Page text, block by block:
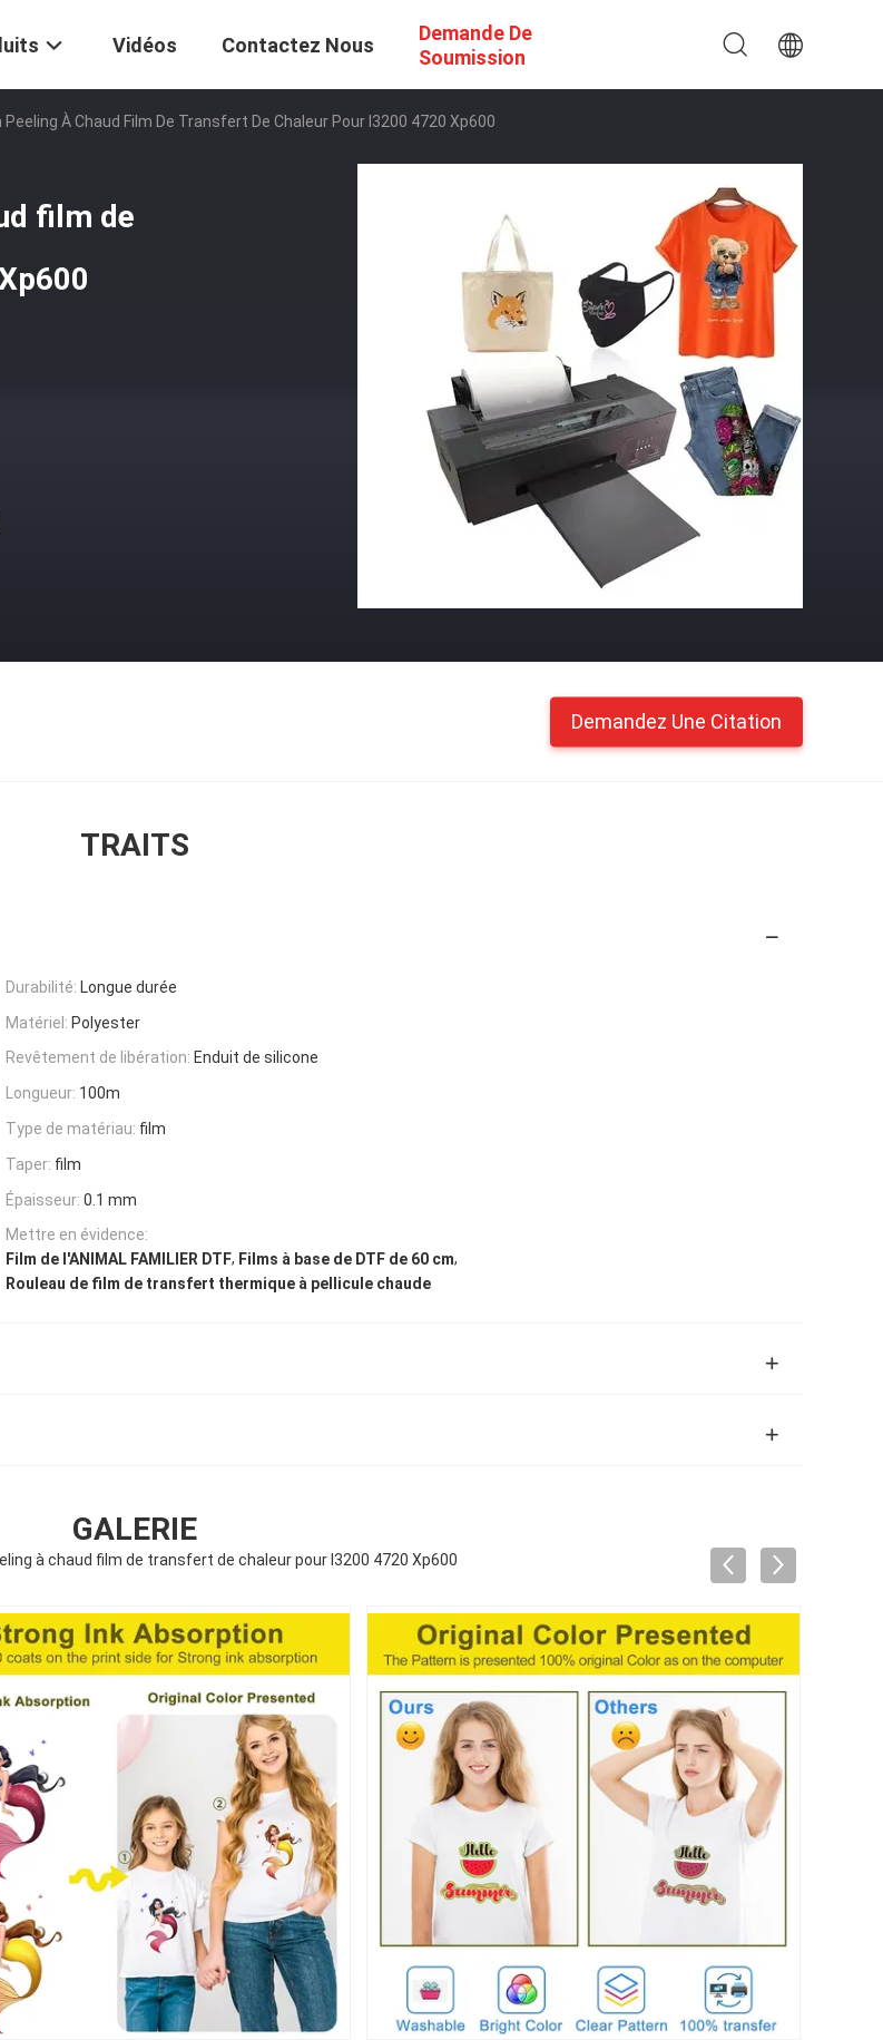
Vidéos Contactez Nous
Demande De
Soumission
À Chaud Film De Transfert De Chaleur Pour I3200 4720 Xp600
film de
Demandez Une Citation
TRAITS
Durabilité: Longue durée
Matériel: Polyester
Revêtement de libération: Enduit de silicone
Longueur: 100m
Type de matériau: film
Taper: film
Épaisseur: 0.1 mm
Mettre en évidence:
Film de l'ANIMAL FAMILIER DTF, Films à base de DTF de 60 cm,
Rouleau de film de transfert thermique à pellicule chaude
GALERIE
à chaud film de transfert de chaleur pour I3200 4720 Xp600